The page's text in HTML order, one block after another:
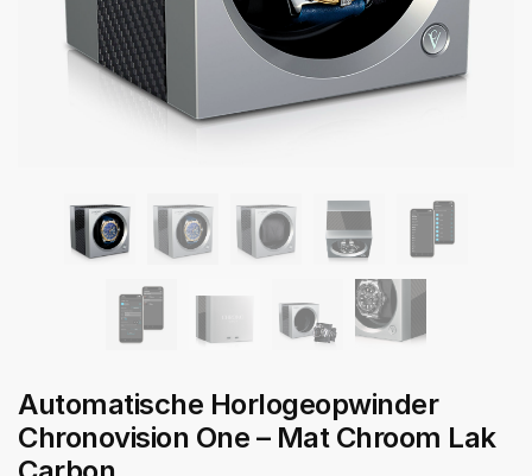
Automatische Horlogeopwinder
Chronovision One – Mat Chroom Lak